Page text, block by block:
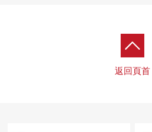
返回頁首